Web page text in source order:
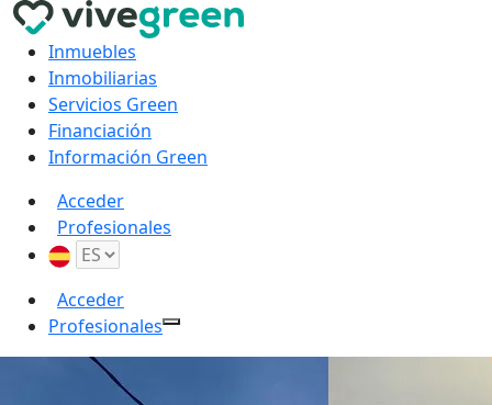
Inmuebles
Inmobiliarias
Servicios Green
Financiación
Información Green
Acceder
Profesionales
Acceder
Profesionales